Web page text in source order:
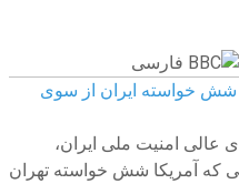
شش خواسته ایران از سوی
عالی امنیت ملی ایران،
که آمریکا شش خواسته تهران